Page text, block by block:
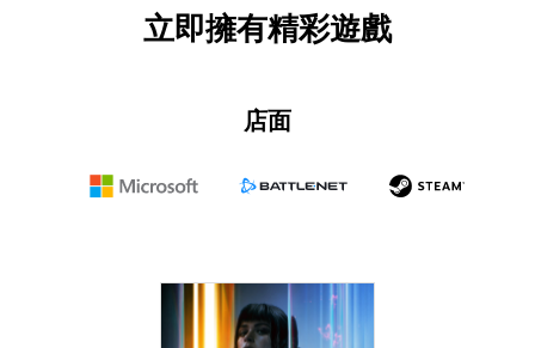
立即擁有精彩遊戲
店面